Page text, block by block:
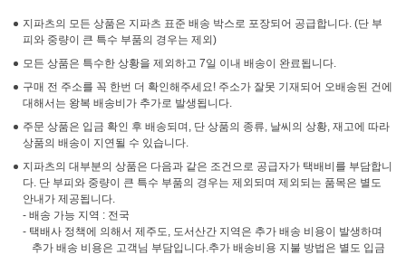
지파츠의 모든 상품은 지파츠 표준 배송 박스로 포장되어 공급합니다. (단 부
피와 중량이 큰 특수 부품의 경우는 제외)
모든 상품은 특수한 상황을 제외하고 7일 이내 배송이 완료됩니다.
구매 전 주소를 꼭 한번 더 확인해주세요! 주소가 잘못 기재되어 오배송된 건에
대해서는 왕복 배송비가 추가로 발생됩니다.
주문 상품은 입금 확인 후 배송되며, 단 상품의 종류, 날씨의 상황, 재고에 따라
상품의 배송이 지연될 수 있습니다.
지파츠의 대부분의 상품은 다음과 같은 조건으로 공급자가 택배비를 부담합니
다. 단 부피와 중량이 큰 특수 부품의 경우는 제외되며 제외되는 품목은 별도
안내가 제공됩니다.
- 배송 가능 지역 : 전국
- 택배사 정책에 의해서 제주도, 도서산간 지역은 추가 배송 비용이 발생하며
추가 배송 비용은 고객님 부담입니다.추가 배송비용 지불 방법은 별도 입금